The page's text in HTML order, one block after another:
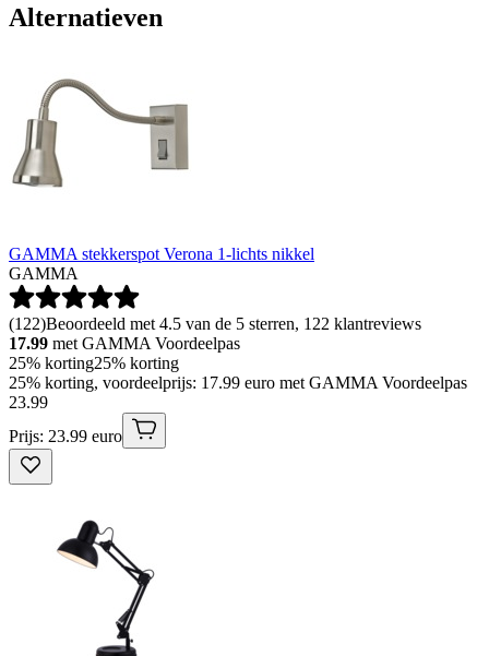
Alternatieven
GAMMA stekkerspot Verona 1-lichts nikkel
GAMMA
(122)Beoordeeld met 4.5 van de 5 sterren, 122 klantreviews
17.99 met GAMMA Voordeelpas
25% korting25% korting
25% korting, voordeelprijs: 17.99 euro met GAMMA Voordeelpas
23.99
Prijs: 23.99 euro